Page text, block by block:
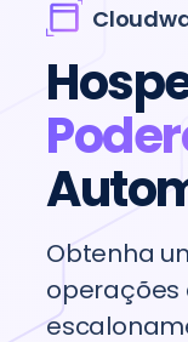
Obtenha
operações
períodos